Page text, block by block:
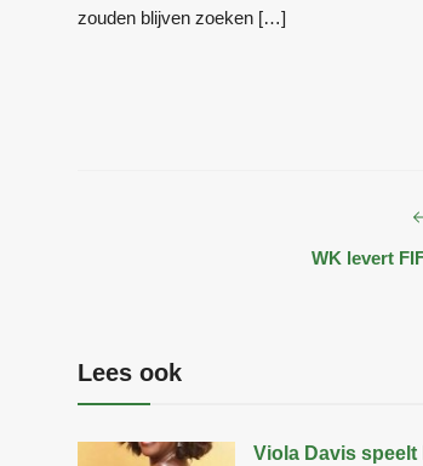
zouden blijven zoeken […]
WK levert
Lees ook
Viola Davis